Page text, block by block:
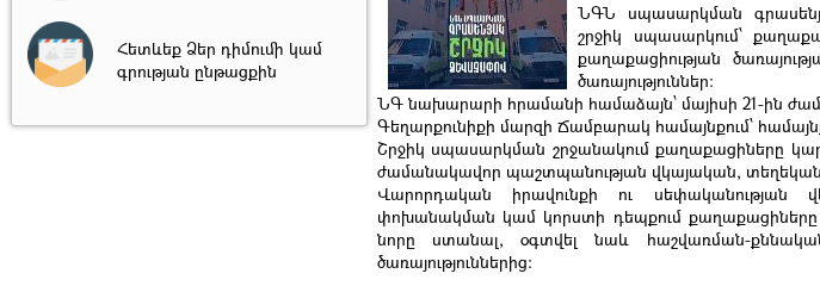
Հետևեք Ձեր դիմումի կամ
գրության ընթացքին
ՆԳՆ սպասարկման
շրջիկ սպասարկում՝
քաղաքացիության
ծառայություններ։
ՆԳ նախարարի հրամանի համաձայն՝ մայիսի 21-ին ժամը
Գեղարքունիքի մարզի Ճամբարակ համայնքում՝
Շրջիկ սպասարկման շրջանակում քաղաքացիները
ժամանակավոր պաշտպանության վկայական,
Վարորդական իրավունքի ու սեփականության
փոխանակման կամ կորստի դեպքում քաղաքացիները
նորը ստանալ, օգտվել նաև հաշվառման-
ծառայություններից։